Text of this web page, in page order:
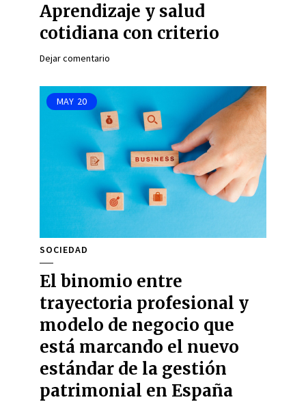
Aprendizaje y salud
cotidiana con criterio
Dejar comentario
MAY 20
SOCIEDAD
El binomio entre
trayectoria profesional y
modelo de negocio que
está marcando el nuevo
estándar de la gestión
patrimonial en España